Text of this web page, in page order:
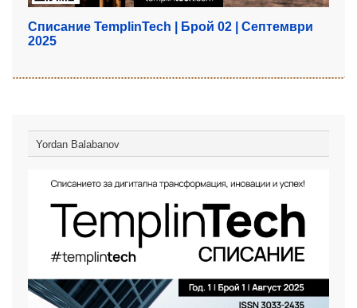
Списание TemplinTech | Брой 02 | Септември
2025
Yordan Balabanov